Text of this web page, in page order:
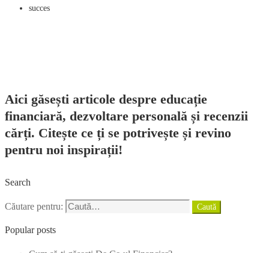
succes
Aici găsești articole despre educație
financiară, dezvoltare personală și recenzii
cărți. Citește ce ți se potrivește și revino
pentru noi inspirații!
Search
Căutare pentru: Caută
Popular posts